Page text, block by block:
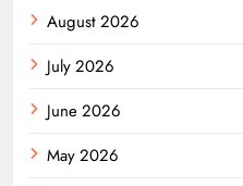
August 2026
July 2026
June 2026
May 2026